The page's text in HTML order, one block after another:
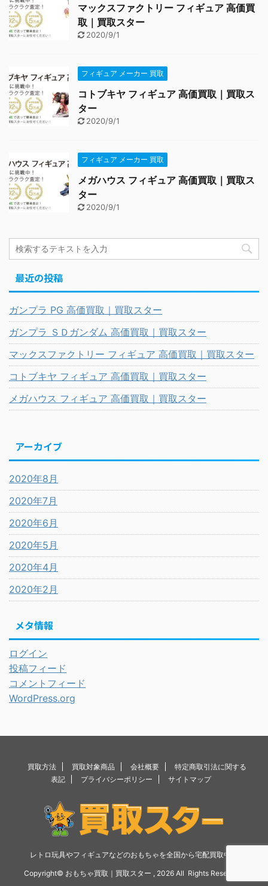
マックスファクトリー フィギュア 高価買
取｜買取スター
2020/9/1
フィギュア メーカー 買取
コトブキヤ フィギュア 高価買取｜買取ス
ター
2020/9/1
フィギュア メーカー 買取
メガハウス フィギュア 高価買取｜買取ス
ター
2020/9/1
最近の投稿
ガンプラ PG 高価買取｜買取スター
ガンプラ ＳＤガンダム 高価買取｜買取スター
マックスファクトリー フィギュア 高価買取｜買取スター
コトブキヤ フィギュア 高価買取｜買取スター
メガハウス フィギュア 高価買取｜買取スター
アーカイブ
2020年8月
2020年7月
2020年6月
2020年5月
2020年4月
2020年2月
メタ情報
ログイン
投稿フィード
コメントフィード
WordPress.org
買取方法 買取対象商品 会社概要
特定商取引法に関する
表記
プライバシーポリシー サイトマップ
レトロ玩具やフィギュアなどのおもちゃを全国から宅配買取中！
Copyright© おもちゃ買取｜買取スター , 2026 All Rights Reserved.